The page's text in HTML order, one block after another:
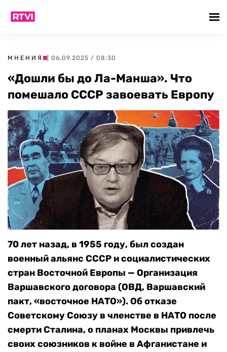
МНЕНИЯ | 06.09.2025 / 08:30
«Дошли бы до Ла-Манша». Что
помешало СССР завоевать Европу
70 лет назад, в 1955 году, был создан
военный альянс СССР и социалистических
стран Восточной Европы — Организация
Варшавского договора (ОВД, Варшавский
пакт, «восточное НАТО»). Об отказе
Советскому Союзу в членстве в НАТО после
смерти Сталина,о планах Москвы привлечь
своих союзников к войне в Афганистане и